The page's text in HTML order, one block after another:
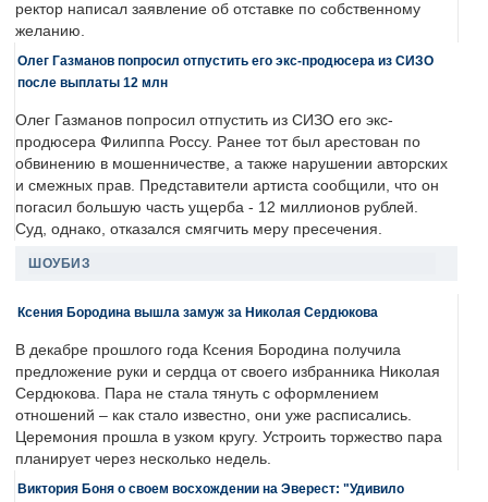
ректор написал заявление об отставке по собственному
желанию.
Олег Газманов попросил отпустить его экс-продюсера из СИЗО
после выплаты 12 млн
Олег Газманов попросил отпустить из СИЗО его экс-
продюсера Филиппа Россу. Ранее тот был арестован по
обвинению в мошенничестве, а также нарушении авторских
и смежных прав. Представители артиста сообщили, что он
погасил большую часть ущерба - 12 миллионов рублей.
Суд, однако, отказался смягчить меру пресечения.
ШОУБИЗ
Ксения Бородина вышла замуж за Николая Сердюкова
В декабре прошлого года Ксения Бородина получила
предложение руки и сердца от своего избранника Николая
Сердюкова. Пара не стала тянуть с оформлением
отношений – как стало известно, они уже расписались.
Церемония прошла в узком кругу. Устроить торжество пара
планирует через несколько недель.
Виктория Боня о своем восхождении на Эверест: "Удивило